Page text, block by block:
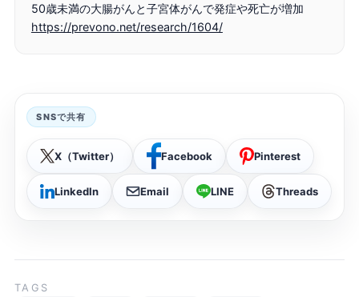
50歳未満の大腸がんと子宮体がんで発症や死亡が増加
https://prevono.net/research/1604/
SNSで共有
X（Twitter） Facebook Pinterest
LinkedIn Email LINE Threads
TAGS